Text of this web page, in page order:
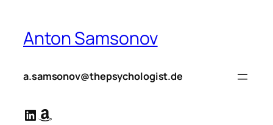
springen
Anton Samsonov
a.samsonov@thepsychologist.de
LinkedIn
Amazon